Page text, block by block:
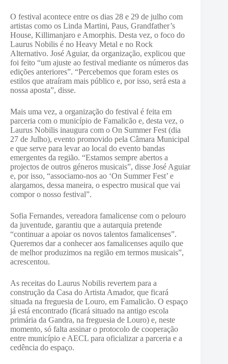
O festival acontece entre os dias 28 e 29 de julho com
artistas como os Linda Martini, Paus, Grandfather’s
House, Killimanjaro e Amorphis. Desta vez, o foco do
Laurus Nobilis é no Heavy Metal e no Rock
Alternativo. José Aguiar, da organização, explicou que
foi feito “um ajuste ao festival mediante os números das
edições anteriores”. “Percebemos que foram estes os
estilos que atraíram mais público e, por isso, será esta a
nossa aposta”, disse.
Mais uma vez, a organização do festival é feita em
parceria com o município de Famalicão e, desta vez, o
Laurus Nobilis inaugura com o On Summer Fest (dia
27 de Julho), evento promovido pela Câmara Municipal
e que serve para levar ao local do evento bandas
emergentes da região. “Estamos sempre abertos a
projectos de outros géneros musicais”, disse José Aguiar
e, por isso, “associamo-nos ao ‘On Summer Fest’ e
alargamos, dessa maneira, o espectro musical que vai
compor o nosso festival”.
Sofia Fernandes, vereadora famalicense com o pelouro
da juventude, garantiu que a autarquia pretende
“continuar a apoiar os novos talentos famalicenses”.
Queremos dar a conhecer aos famalicenses aquilo que
de melhor produzimos na região em termos musicais”,
acrescentou.
As receitas do Laurus Nobilis revertem para a
construção da Casa do Artista Amador, que ficará
situada na freguesia de Louro, em Famalicão. O espaço
já está encontrado (ficará situado na antigo escola
primária da Gandra, na freguesia de Louro) e, neste
momento, só falta assinar o protocolo de cooperação
entre município e AECL para oficializar a parceria e a
cedência do espaço.